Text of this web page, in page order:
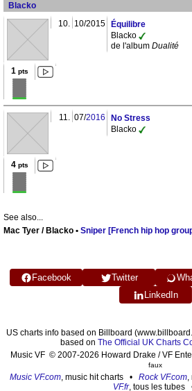
Blacko
10. 10/2015
Équilibre
Blacko
de l'album Dualité
1 pts
11. 07/2016
No Stress
Blacko
4pts
See also...
Mac Tyer / Blacko • Sniper [French hip hop
Facebook Twitter
LinkedIn
US charts info based on Billboard
based on The Official UK Charts
Music VF © 2007-2026 Howard Drake / VF
faux
Music VF.com, music hit charts • Rock VF.com,
VF.fr, tous les tubes